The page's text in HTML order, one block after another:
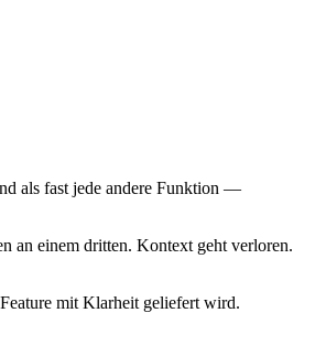
als fast jede andere Funktion —
an einem dritten. Kontext geht verloren.
mit Klarheit geliefert wird.